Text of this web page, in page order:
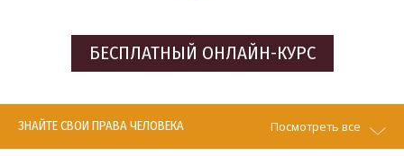
БЕСПЛАТНЫЙ ОНЛАЙН-КУРС
ЗНАЙТЕ СВОИ ПРАВА ЧЕЛОВЕКА Посмотреть все